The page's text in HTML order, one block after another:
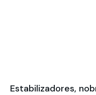
Estabilizadores,